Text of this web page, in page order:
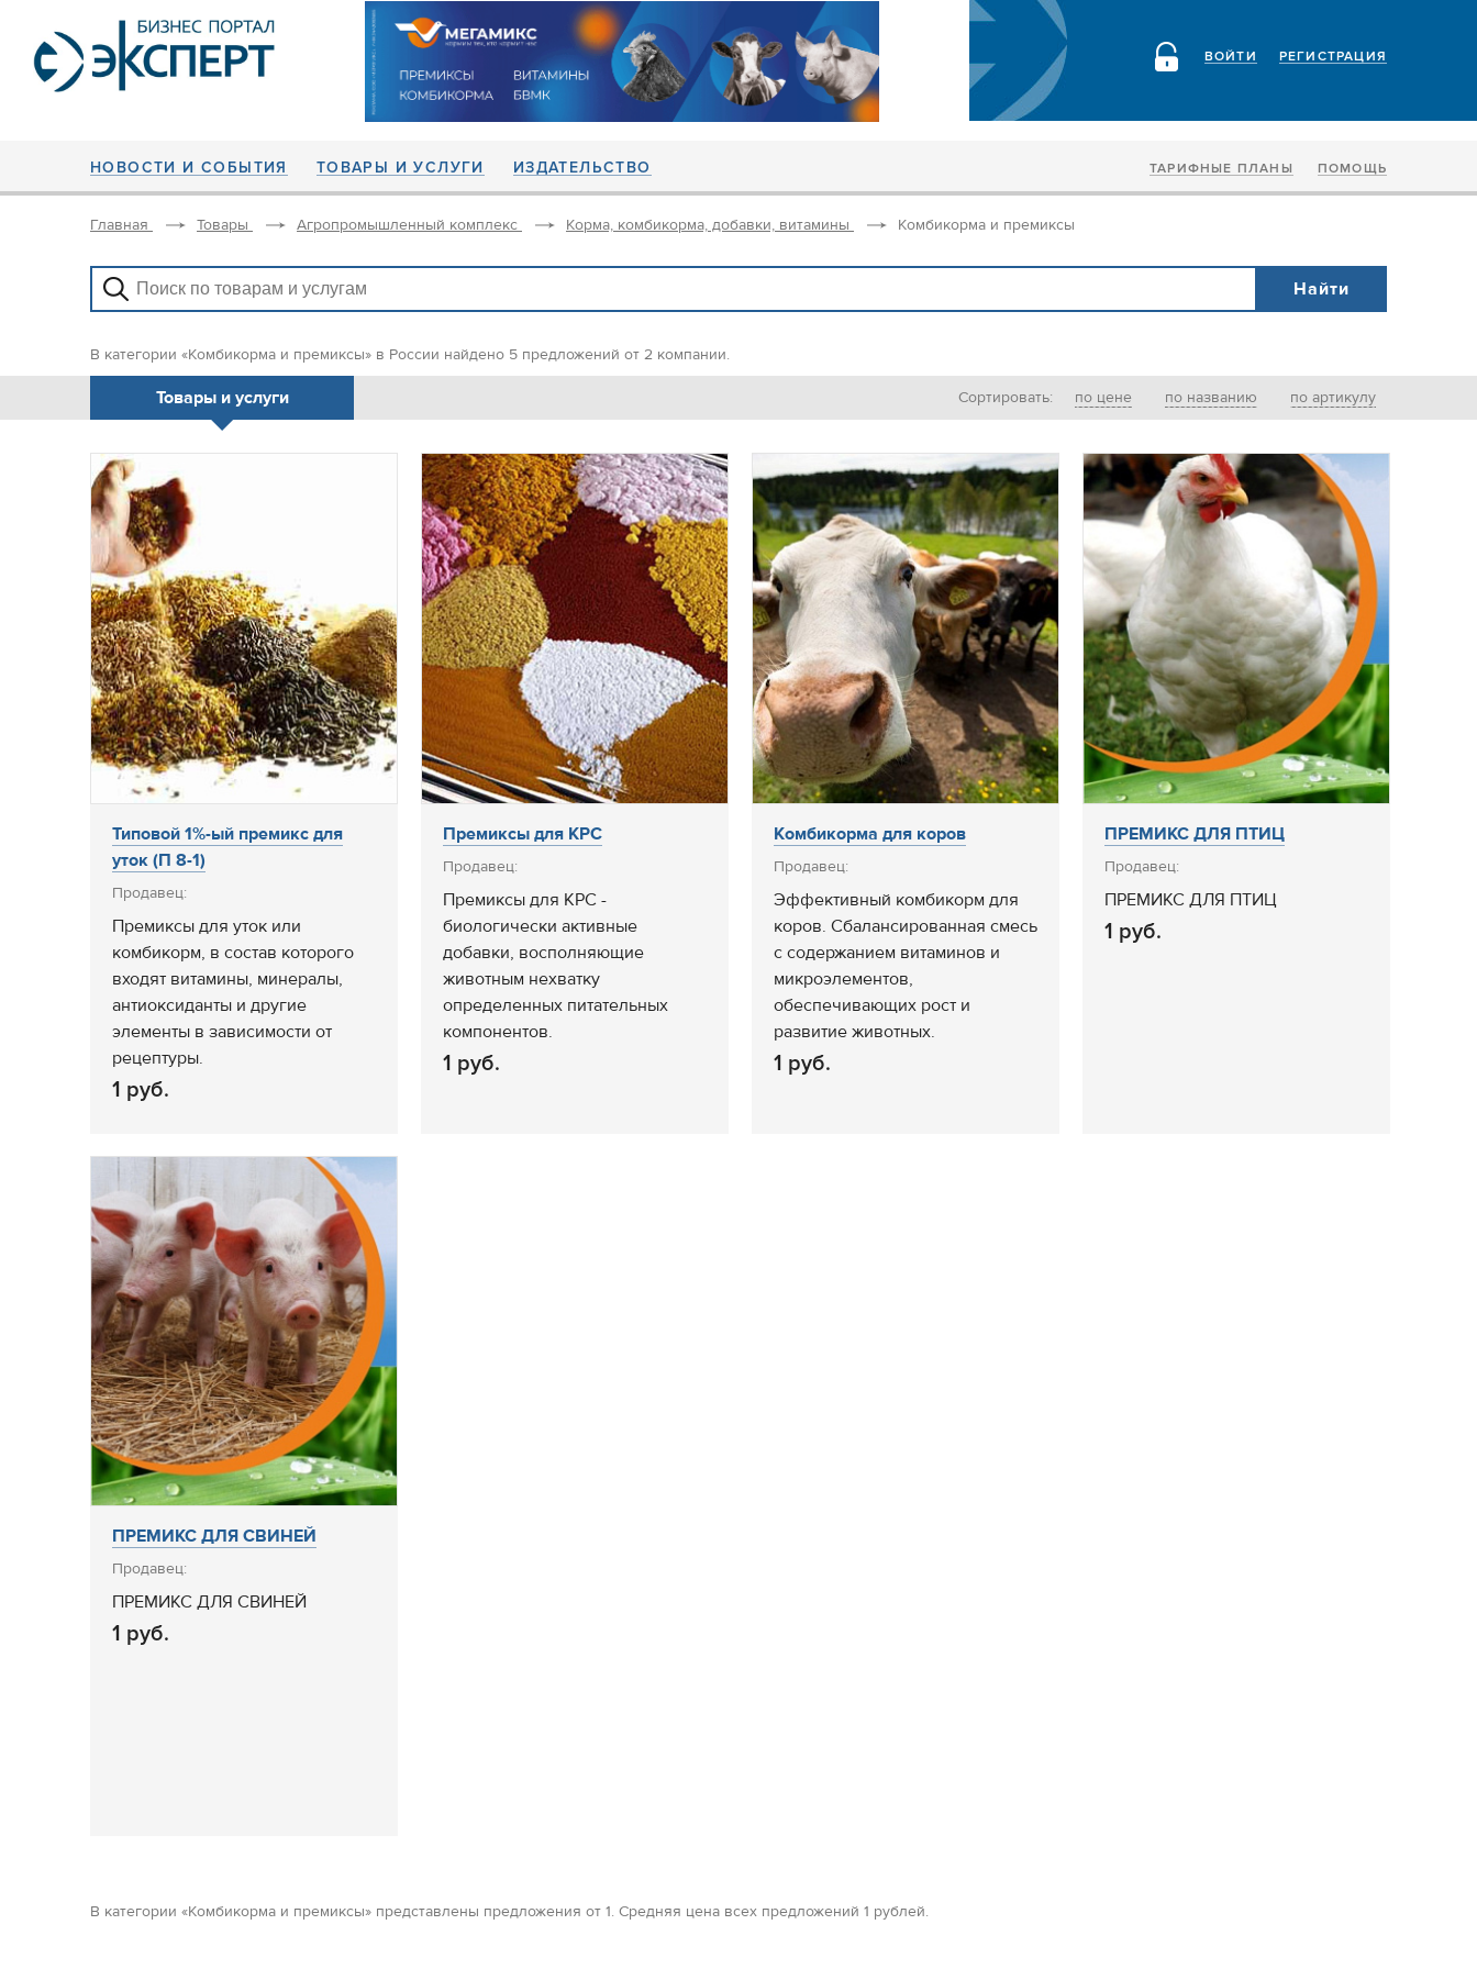
РЕГИСТРАЦИЯ
ВОЙТИ
НОВОСТИ И СОБЫТИЯ ТОВАРЫ И УСЛУГИ ИЗДАТЕЛЬСТВО ТАРИФНЫЕ ПЛАНЫ ПОМОЩЬ
Главная Товары Агропромышленный комплекс Корма, комбикорма, добавки, витамины Комбикорма и премиксы
В категории «Комбикорма и премиксы» в России найдено 5 предложений от 2 компании.
Товары и услуги Сортировать: по цене по названию по артикулу
Типовой 1%-ый премикс для
уток (П 8-1)
Продавец:
Премиксы для уток или
комбикорм, в состав которого
входят витамины, минералы,
антиоксиданты и другие
элементы в зависимости от
рецептуры.
1 руб.
Премиксы для КРС
Продавец:
Премиксы для КРС -
биологически активные
добавки, восполняющие
животным нехватку
определенных питательных
компонентов.
1 руб.
Комбикорма для коров
Продавец:
Эффективный комбикорм для
коров. Сбалансированная смесь
с содержанием витаминов и
микроэлементов,
обеспечивающих рост и
развитие животных.
1 руб.
ПРЕМИКС ДЛЯ ПТИЦ
Продавец:
ПРЕМИКС ДЛЯ ПТИЦ
1 руб.
ПРЕМИКС ДЛЯ СВИНЕЙ
Продавец:
ПРЕМИКС ДЛЯ СВИНЕЙ
1 руб.
В категории «Комбикорма и премиксы» представлены предложения от 1. Средняя цена всех предложений 1 рублей.